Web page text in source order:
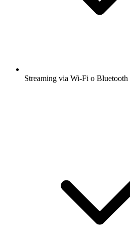
Streaming via Wi-Fi o Bluetooth